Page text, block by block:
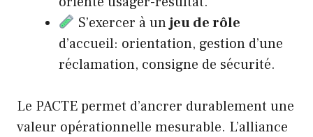
S’exercer à unjeu de rôle
d’accueil: orientation, gestion d’une
réclamation, consigne de sécurité.
Le PACTE permet d’ancrer durablement une
valeur opérationnelle mesurable. L’alliance